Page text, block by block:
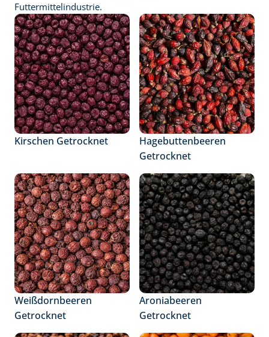
Futtermittelindustrie.
Kirschen Getrocknet
Hagebuttenbeeren
Getrocknet
Weißdornbeeren
Getrocknet
Aroniabeeren
Getrocknet